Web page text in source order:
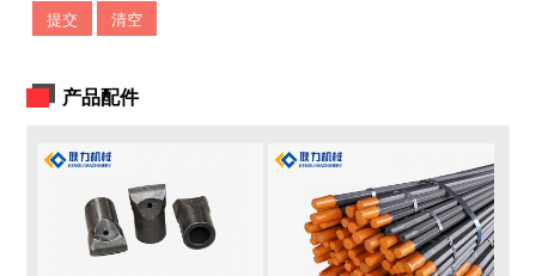
提交 清空
产品配件